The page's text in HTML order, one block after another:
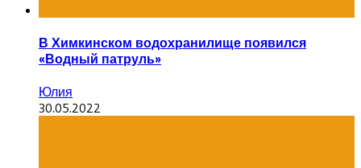
В Химкинском водохранилище появился
«Водный патруль»
Юлия
30.05.2022